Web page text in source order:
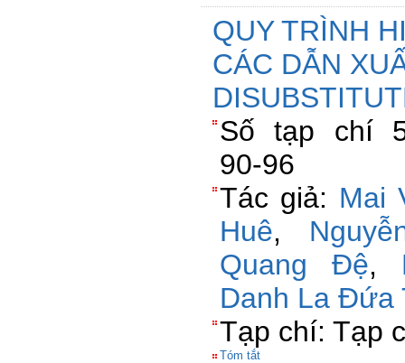
QUY TRÌNH
CÁC DẪN
Số tạp chí
90-96
Tác giả: Mai
Huê,
Quang Đệ,
Danh La Đứa
Tạp chí: Tạp
Tóm tắt